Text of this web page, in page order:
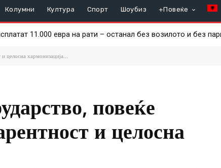
Колумни Култура Спорт Шоубиз +Повеќе
11.000 евра на рати – останал без возилото и без
од Турција: се подготвува владиниот авион за
целосна хармонизација...
повеќе
и целосна